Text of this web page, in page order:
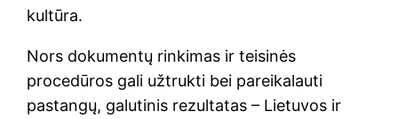
kultūra.
Nors dokumentų rinkimas ir teisinės
procedūros gali užtrukti bei pareikalauti
pastangų, galutinis rezultatas – Lietuvos ir